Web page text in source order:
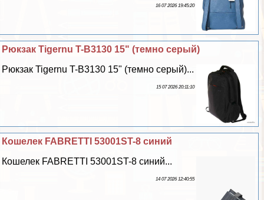
16 07 2026 19:45:20
Рюкзак Tigernu T-B3130 15" (темно серый)
Рюкзак Tigernu T-B3130 15" (темно серый)...
15 07 2026 20:11:10
Кошелек FABRETTI 53001ST-8 синий
Кошелек FABRETTI 53001ST-8 синий...
14 07 2026 12:40:55